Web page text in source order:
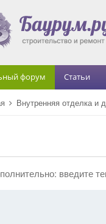
форум Статьи
Внутренняя отделка и
введите